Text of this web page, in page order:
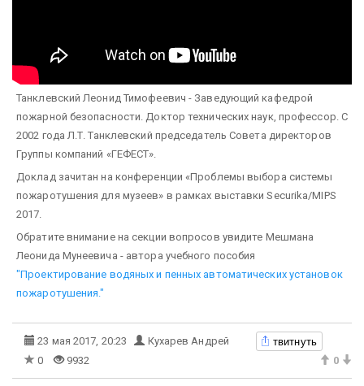
Танклевский Леонид Тимофеевич - Заведующий кафедрой
пожарной безопасности. Доктор технических наук, профессор. С
2002 года Л.Т. Танклевский председатель Совета директоров
Группы компаний «ГЕФЕСТ».
Доклад зачитан на конференции «Проблемы выбора системы
пожаротушения для музеев» в рамках выставки Securika/MIPS
2017.
Обратите внимание на секции вопросов увидите Мешмана
Леонида Мунеевича - автора учебного пособия
"Проектирование водяных и пенных автоматических установок
пожаротушения."
23 мая 2017, 20:23 Кухарев Андрей твитнуть
0 9932 0